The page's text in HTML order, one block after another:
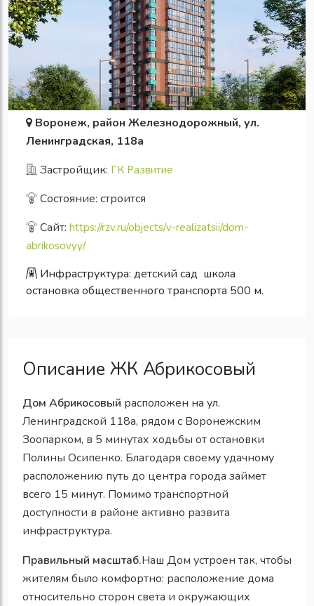
Воронеж, район Железнодорожный, ул.
Ленинградская, 118а
Застройщик: ГК Развитие
Состояние: строится
Сайт: https://rzv.ru/objects/v-realizatsii/dom-
abrikosovyy/
Инфраструктура: детский сад школа
остановка общественного транспорта 500 м.
Описание ЖК Абрикосовый
Дом Абрикосовый расположен на ул.
Ленинградской 118а, рядом с Воронежским
Зоопарком, в 5 минутах ходьбы от остановки
Полины Осипенко. Благодаря своему удачному
расположению путь до центра города займет
всего 15 минут. Помимо транспортной
доступности в районе активно развита
инфраструктура.
Правильный масштаб.Наш Дом устроен так, чтобы
жителям было комфортно: расположение дома
относительно сторон света и окружающих